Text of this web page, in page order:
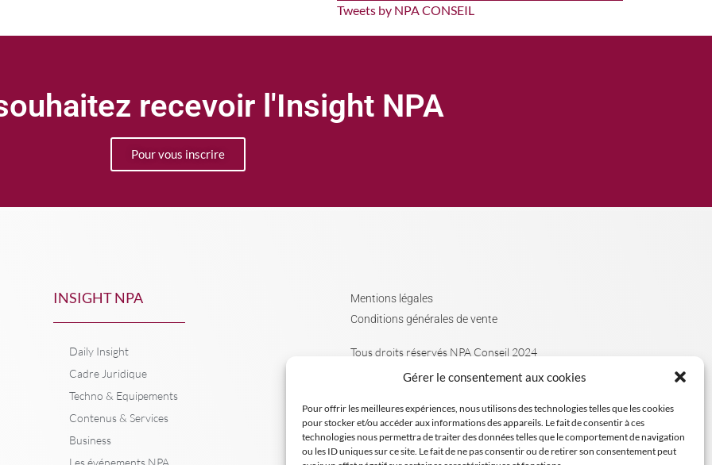
Gérer le consentement aux cookies
Pour offrir les meilleures expériences, nous utilisons des technologies telles que les cookies
pour stocker et/ou accéder aux informations des appareils. Le fait de consentir à ces
technologies nous permettra de traiter des données telles que le comportement de navigation
ou les ID uniques sur ce site. Le fait de ne pas consentir ou de retirer son consentement peut
Tweets by NPA CONSEIL
recevoir l'Insight NPA
Pour vous inscrire
INSIGHT NPA
Daily Insight
Cadre Juridique
Techno & Equipements
Contenus & Services
Business
Mentions légales
Conditions générales de vente
Tous droits réservés NPA Conseil 2024